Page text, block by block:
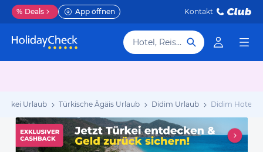
% Deals App öffnen Kontakt
Hotel, Reiseziel
Türkei Urlaub Türkische Ägäis Urlaub Didim Urlaub Didim Hotels